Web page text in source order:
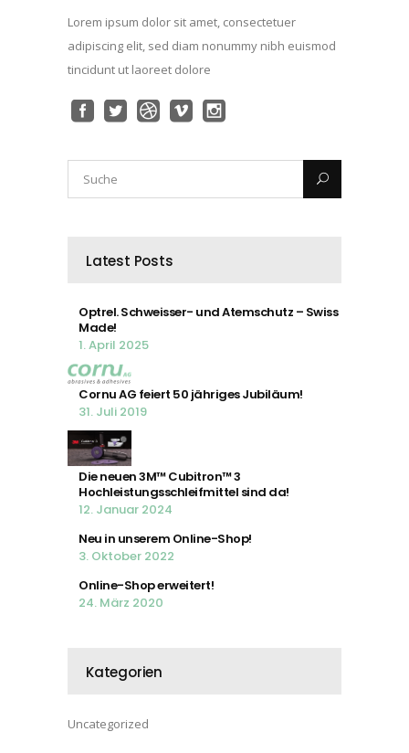
Lorem ipsum dolor sit amet, consectetuer
adipiscing elit, sed diam nonummy nibh euismod
tincidunt ut laoreet dolore
Latest Posts
Optrel. Schweisser- und Atemschutz – Swiss
Made!
1. April 2025
Cornu AG feiert 50 jähriges Jubiläum!
31. Juli 2019
Die neuen 3M™ Cubitron™ 3
Hochleistungsschleifmittel sind da!
12. Januar 2024
Neu in unserem Online-Shop!
3. Oktober 2022
Online-Shop erweitert!
24. März 2020
Kategorien
Uncategorized